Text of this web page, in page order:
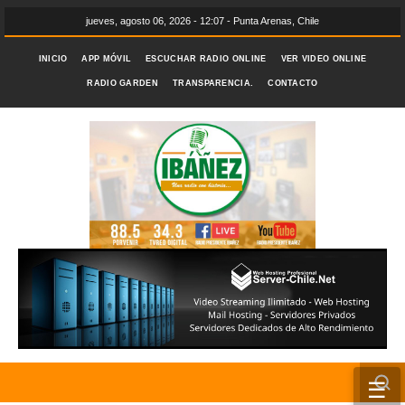
jueves, agosto 06, 2026 - 12:07 - Punta Arenas, Chile
INICIO APP MÓVIL ESCUCHAR RADIO ONLINE VER VIDEO ONLINE
RADIO GARDEN TRANSPARENCIA. CONTACTO
☰